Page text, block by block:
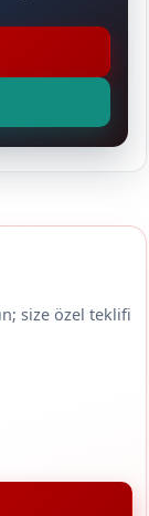
size özel teklifi